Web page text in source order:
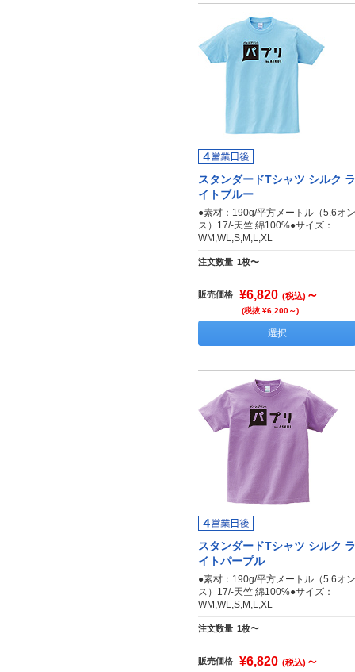
スタンダードTシャツ シルク ラ
イトブルー
●素材：190g/平方メートル（5.6オン
ス）17/-天竺 綿100%●サイズ：
WM,WL,S,M,L,XL
注文数量 1枚〜
販売価格 ¥6,820 (税込) ～
(税抜 ¥6,200～)
選択
スタンダードTシャツ シルク ラ
イトパープル
●素材：190g/平方メートル（5.6オン
ス）17/-天竺 綿100%●サイズ：
WM,WL,S,M,L,XL
注文数量 1枚〜
販売価格 ¥6,820 (税込) ～